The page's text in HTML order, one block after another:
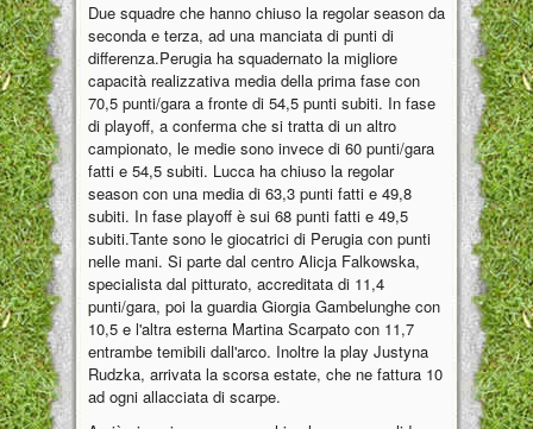
Due squadre che hanno chiuso la regolar season da
seconda e terza, ad una manciata di punti di
differenza.Perugia ha squadernato la migliore
capacità realizzativa media della prima fase con
70,5 punti/gara a fronte di 54,5 punti subiti. In fase
di playoff, a conferma che si tratta di un altro
campionato, le medie sono invece di 60 punti/gara
fatti e 54,5 subiti. Lucca ha chiuso la regolar
season con una media di 63,3 punti fatti e 49,8
subiti. In fase playoff è sui 68 punti fatti e 49,5
subiti.Tante sono le giocatrici di Perugia con punti
nelle mani. Si parte dal centro Alicja Falkowska,
specialista dal pitturato, accreditata di 11,4
punti/gara, poi la guardia Giorgia Gambelunghe con
10,5 e l'altra esterna Martina Scarpato con 11,7
entrambe temibili dall'arco. Inoltre la play Justyna
Rudzka, arrivata la scorsa estate, che ne fattura 10
ad ogni allacciata di scarpe.